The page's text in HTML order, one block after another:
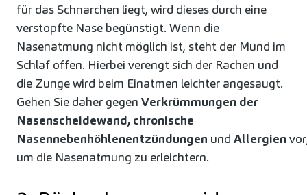
für das Schnarchen liegt, wird dieses durch eine
verstopfte Nase begünstigt. Wenn die
Nasenatmung nicht möglich ist, steht der Mund im
Schlaf offen. Hierbei verengt sich der Rachen und
die Zunge wird beim Einatmen leichter angesaugt.
Gehen Sie daher gegen Verkrümmungen der
Nasenscheidewand, chronische
Nasennebenhöhlenentzündungen und Allergien
um die Nasenatmung zu erleichtern.